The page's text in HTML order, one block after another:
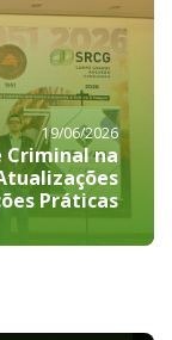
19/06/2026
Criminal na
Práticas